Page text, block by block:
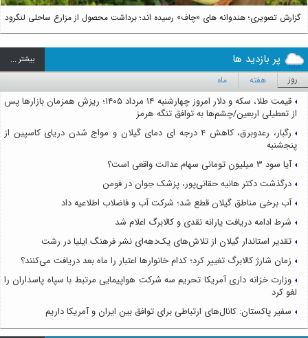
گزارش تصویری؛ هندوانه های «چاف» رسیده اند؛ برداشت محصول از مزارع ساحلی لنگرود
پر بازدید ها بيشتر ...
روز هفته ماه
قیمت طلا، سکه و دلار امروز چهارشنبه ۱۴ مرداد ۱۴۰۵؛ ریزش همزمان بازارها پس
از تعطیلی اربعین/چشم‌ها به توافق تنگه هرمز
رگبار، رعدوبرق، کاهش ۴ درجه ای دمای گیلان و مواج شدن دریای کاسپین از
پنجشنبه
آیا سود ۳ میلیون تومانی سهام عدالت واقعی است؟
درگذشت دکتر هانیه حقانی‌پور، پزشک جوان در فومن
آب برخی مناطق گیلان قطع شد؛ شرکت آب و فاضلاب اطلاعیه داد
شرط ادامه دریافت یارانه نقدی و کالابرگ اعلام شد
تقدیر استاندار گیلان از تلاش‌های یک‌دهه‌ای نشر فرهنگ ایلیا در رشت
زمان شارژ کالابرگ تغییر کرد؛ کدام خانوارها اعتبار را ماه بعد دریافت می‌کنند؟
وزارت خزانه داری آمریکا تحریم سه شرکت هواپیمایی مرتبط با سپاه پاسداران را
لغو کرد
سفیر پاکستان: کانال‌های ارتباطی برای توافق بین ایران و آمریکا داریم